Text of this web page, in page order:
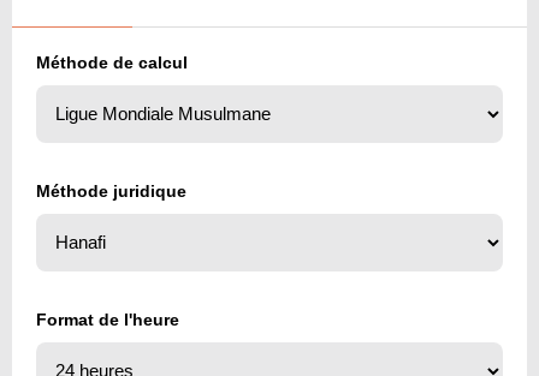
Méthode de calcul
Méthode juridique
Format de l'heure